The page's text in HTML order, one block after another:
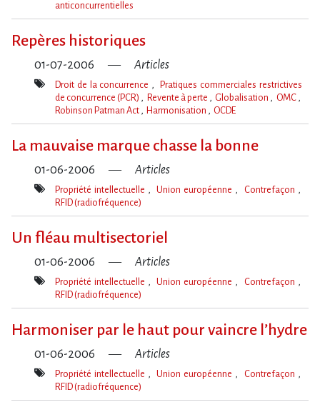
Mot(s)-
anticoncurrentielles
Repères historiques
01-07-2006 Articles
Mot(s)-
Droit de la concurrence
Pratiques commerciales restrictives
de concurrence (PCR)
Revente à perte Globalisation
OMC
Robinson Patman Act
Harmonisation OCDE
La mauvaise marque chasse la bonne
01-06-2006 Articles
Mot(s)-
Propriété intellectuelle Union européenne
Contrefaçon
RFID (radiofréquence)
Un fléau multisectoriel
01-06-2006 Articles
Mot(s)-
Propriété intellectuelle Union européenne
Contrefaçon
RFID (radiofréquence)
Harmoniser par le haut pour vaincre l’hydre
01-06-2006 Articles
Mot(s)-
Propriété intellectuelle Union européenne
Contrefaçon
RFID (radiofréquence)